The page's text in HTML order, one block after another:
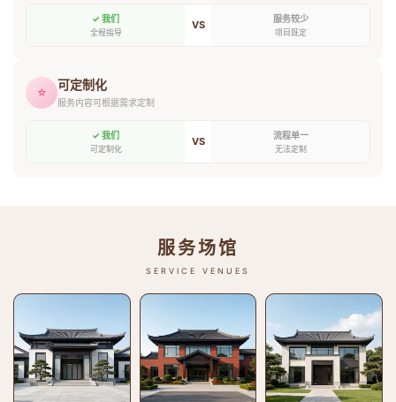
✓ 我们
全程指导
VS 服务较少
项目既定
⭐ 可定制化
服务内容可根据需求定制
✓ 我们
可定制化
VS 流程单一
无法定制
服务场馆
SERVICE VENUES